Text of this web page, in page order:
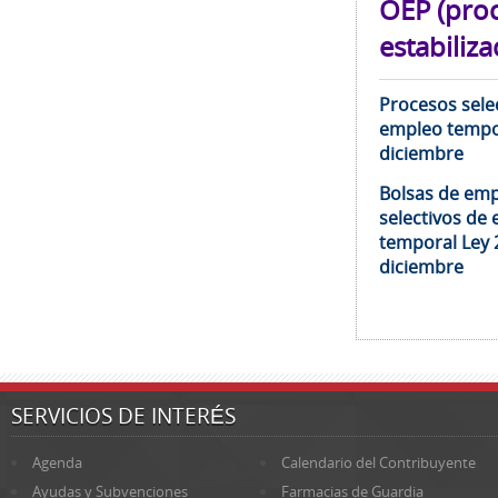
OEP
Procesos
empleo
diciembre
Bolsas de
selectivos de
temporal Ley
diciembre
SERVICIOS DE INTERÉS
Agenda
Calendario del Contribuyente
Ayudas y Subvenciones
Farmacias de Guardia